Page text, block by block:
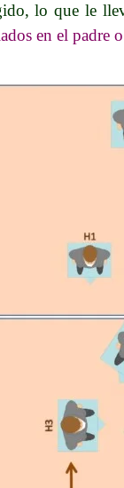
lo que le
en el padre